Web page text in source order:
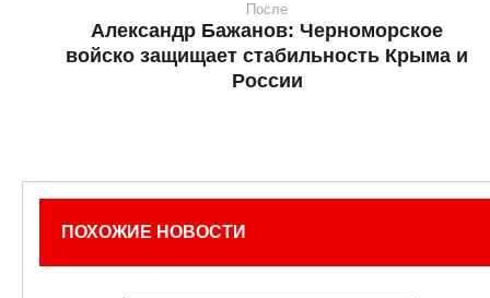
После
Александр Бажанов: Черноморское
войско защищает стабильность Крыма и
России
ПОХОЖИЕ НОВОСТИ